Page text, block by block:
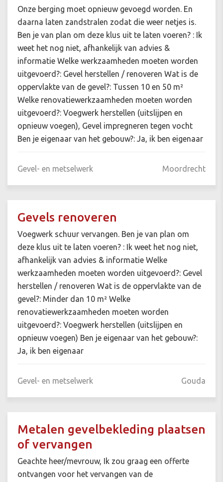
Onze berging moet opnieuw gevoegd worden. En
daarna laten zandstralen zodat die weer netjes is.
Ben je van plan om deze klus uit te laten voeren? : Ik
weet het nog niet, afhankelijk van advies &
informatie Welke werkzaamheden moeten worden
uitgevoerd?: Gevel herstellen / renoveren Wat is de
oppervlakte van de gevel?: Tussen 10 en 50 m²
Welke renovatiewerkzaamheden moeten worden
uitgevoerd?: Voegwerk herstellen (uitslijpen en
opnieuw voegen), Gevel impregneren tegen vocht
Ben je eigenaar van het gebouw?: Ja, ik ben eigenaar
Gevel- en metselwerk Moordrecht
Gevels renoveren
Voegwerk schuur vervangen. Ben je van plan om
deze klus uit te laten voeren? : Ik weet het nog niet,
afhankelijk van advies & informatie Welke
werkzaamheden moeten worden uitgevoerd?: Gevel
herstellen / renoveren Wat is de oppervlakte van de
gevel?: Minder dan 10 m² Welke
renovatiewerkzaamheden moeten worden
uitgevoerd?: Voegwerk herstellen (uitslijpen en
opnieuw voegen) Ben je eigenaar van het gebouw?:
Ja, ik ben eigenaar
Gevel- en metselwerk Gouda
Metalen gevelbekleding plaatsen
of vervangen
Geachte heer/mevrouw, Ik zou graag een offerte
ontvangen voor het vervangen van de